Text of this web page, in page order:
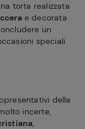
torta realizzata
e decorata
un
speciali
della
incerte,
,